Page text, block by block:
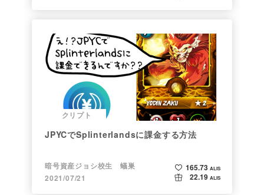
クリプト
JPYCでSplinterlandsに課金する方法
暗号資産ジョシ校生 蟻巣
2021/07/21
165.73 ALIS
22.19 ALIS